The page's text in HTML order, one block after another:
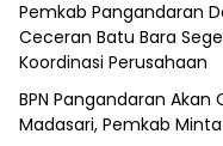
Pemkab Pangandaran
Ceceran Batu Bara
Koordinasi Perusahaan
BPN Pangandaran Akan
Madasari, Pemkab